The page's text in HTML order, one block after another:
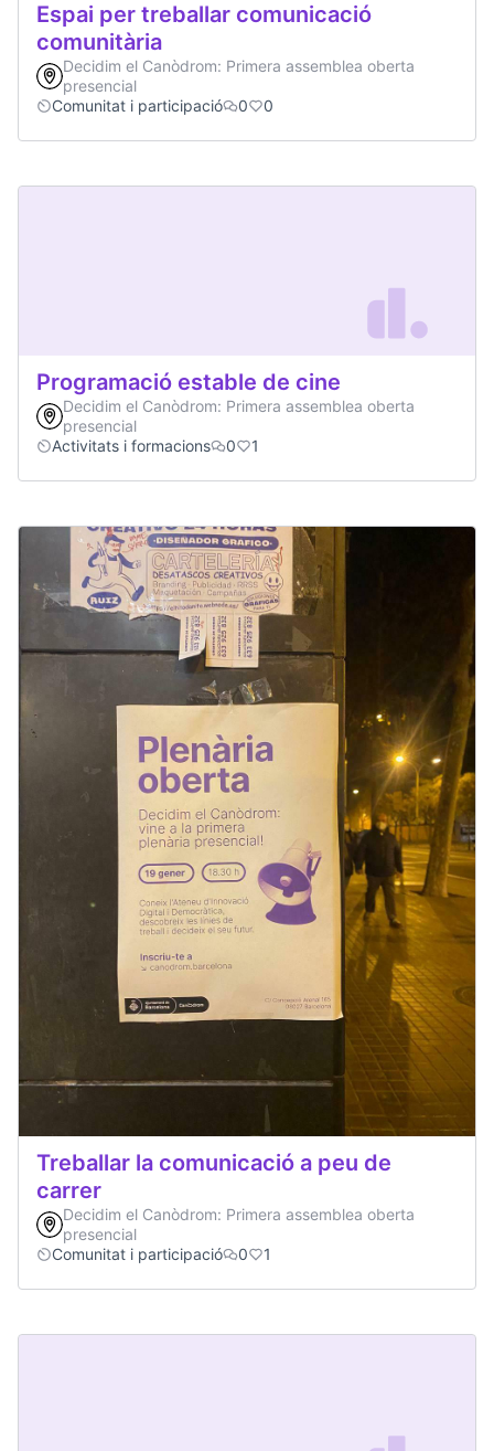
Espai per treballar comunicació
comunitària
Decidim el Canòdrom: Primera assemblea oberta
presencial
Comunitat i participació
0 0
Programació estable de cine
Decidim el Canòdrom: Primera assemblea oberta
presencial
Activitats i formacions
0 1
Treballar la comunicació a peu de
carrer
Decidim el Canòdrom: Primera assemblea oberta
presencial
Comunitat i participació
0 1